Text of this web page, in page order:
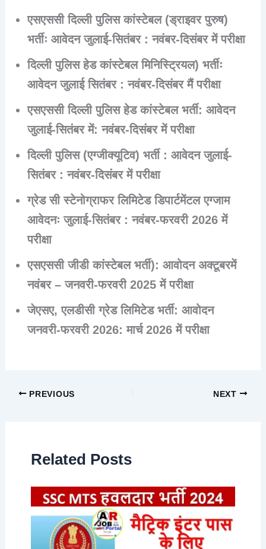
एसएससी दिल्ली पुलिस कांस्टेबल (ड्राइवर पुरुष)
भर्तीः आवेदन जुलाई-सितंबर : नवंबर-दिसंबर में परीक्षा
दिल्ली पुलिस हेड कांस्टेबल मिनिस्ट्रियल) भर्तीः
आवेदन जुलाई सितंबर : नवंबर-दिसंबर मैं परीक्षा
एसएससी दिल्ली पुलिस हेड कांस्टेबल भर्ती: आवेदन
जुलाई-सितंबर में: नवंबर-दिसंबर में परीक्षा
दिल्ली पुलिस (एग्जीक्यूटिव) भर्ती : आवेदन जुलाई-
सितंबर : नवंबर-दिसंबर में परीक्षा
ग्रेड सी स्टेनोग्राफर लिमिटेड डिपार्टमेंटल एग्जाम
आवेदनः जुलाई-सितंबर : नवंबर-फरवरी 2026 में
परीक्षा
एसएससी जीडी कांस्टेबल भर्ती): आवोदन अक्टूबरमें
नवंबर – जनवरी-फरवरी 2025 में परीक्षा
जेएसए, एलडीसी ग्रेड लिमिटेड भर्ती: आवोदन
जनवरी-फरवरी 2026: मार्च 2026 में परीक्षा
PREVIOUS NEXT
Related Posts